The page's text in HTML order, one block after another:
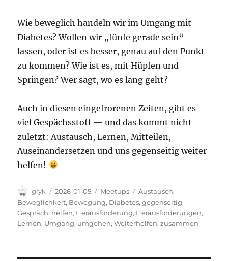
Wie beweglich handeln wir im Umgang mit
Diabetes? Wollen wir „fünfe gerade sein“
lassen, oder ist es besser, genau auf den Punkt
zu kommen? Wie ist es, mit Hüpfen und
Springen? Wer sagt, wo es lang geht?
Auch in diesen eingefrorenen Zeiten, gibt es
viel Gespächsstoff — und das kommt nicht
zuletzt: Austausch, Lernen, Mitteilen,
Auseinandersetzen und uns gegenseitig weiter
helfen!
Autor
glyk
Veröffentlicht
am
2026-01-05 Kategorien
Meetups Schlagwörter
Austausch,
Beweglichkeit, Bewegung, Diabetes,gegenseitig,
Gespräch, helfen, Herausforderung, Herausforderungen,
Lernen, Umgang, umgehen,Weiterhelfen,zusammen